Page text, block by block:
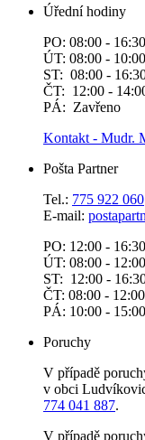
Úřední hodiny
PO: 08:00 - 16:30
ÚT: 08:00 - 10:00
ST: 08:00 -
ČT: 12:00 -
PÁ: Zavřeno
Kontakt - Mudr.
Pošta Partner
Tel.: 775 922 060
E-mail:
PO: 12:00 - 16:30
ÚT: 08:00 - 12:00
ST: 12:00 -
ČT: 08:00 - 12:00
PÁ: 10:00 - 15:00
Poruchy
V případě
v obci
774 041 887.
V případě